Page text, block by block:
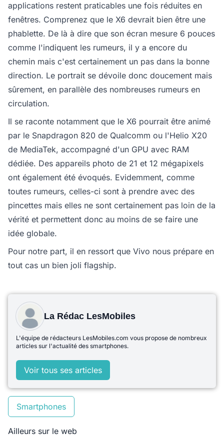
applications restent praticables une fois réduites en
fenêtres. Comprenez que le X6 devrait bien être une
phablette. De là à dire que son écran mesure 6 pouces
comme l'indiquent les rumeurs, il y a encore du
chemin mais c'est certainement un pas dans la bonne
direction. Le portrait se dévoile donc doucement mais
sûrement, en parallèle des nombreuses rumeurs en
circulation.
Il se raconte notamment que le X6 pourrait être animé
par le Snapdragon 820 de Qualcomm ou l'Helio X20
de MediaTek, accompagné d'un GPU avec RAM
dédiée. Des appareils photo de 21 et 12 mégapixels
ont également été évoqués. Evidemment, comme
toutes rumeurs, celles-ci sont à prendre avec des
pincettes mais elles ne sont certainement pas loin de la
vérité et permettent donc au moins de se faire une
idée globale.
Pour notre part, il en ressort que Vivo nous prépare en
tout cas un bien joli flagship.
La Rédac LesMobiles
L'équipe de rédacteurs LesMobiles.com vous propose de nombreux
articles sur l'actualité des smartphones.
Voir tous ses articles
Smartphones
Ailleurs sur le web